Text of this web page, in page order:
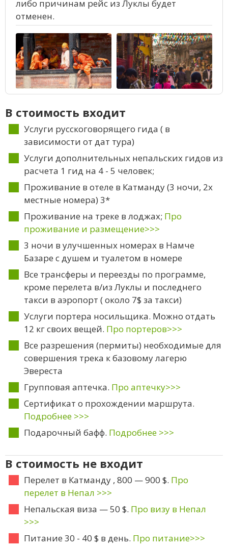
либо причинам рейс из Луклы будет
отменен.
В стоимость входит
Услуги русскоговорящего гида ( в
зависимости от дат тура)
Услуги дополнительных непальских гидов из
расчета 1 гид на 4 - 5 человек;
Проживание в отеле в Катманду (3 ночи, 2х
местные номера) 3*
Проживание на треке в лоджах; Про
проживание и размещение>>>
3 ночи в улучшенных номерах в Намче
Базаре с душем и туалетом в номере
Все трансферы и переезды по программе,
кроме перелета в/из Луклы и последнего
такси в аэропорт ( около 7$ за такси)
Услуги портера носильщика. Можно отдать
12 кг своих вещей. Про портеров>>>
Все разрешения (пермиты) необходимые для
совершения трека к базовому лагерю
Эвереста
Групповая аптечка. Про аптечку>>>
Сертификат о прохождении маршрута.
Подробнее >>>
Подарочный бафф. Подробнее >>>
В стоимость не входит
Перелет в Катманду , 800 — 900 $. Про
перелет в Непал >>>
Непальская виза — 50 $. Про визу в Непал
>>>
Питание 30 - 40 $ в день. Про питание>>>